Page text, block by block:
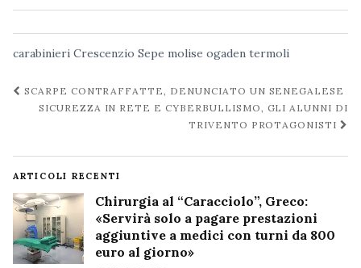
carabinieri Crescenzio Sepe molise ogaden termoli
Navigazione
post
SCARPE CONTRAFFATTE, DENUNCIATO UN SENEGALESE
SICUREZZA IN RETE E CYBERBULLISMO, GLI ALUNNI DI
TRIVENTO PROTAGONISTI
ARTICOLI RECENTI
Chirurgia al “Caracciolo”, Greco:
«Servirà solo a pagare prestazioni
aggiuntive a medici con turni da 800
euro al giorno»